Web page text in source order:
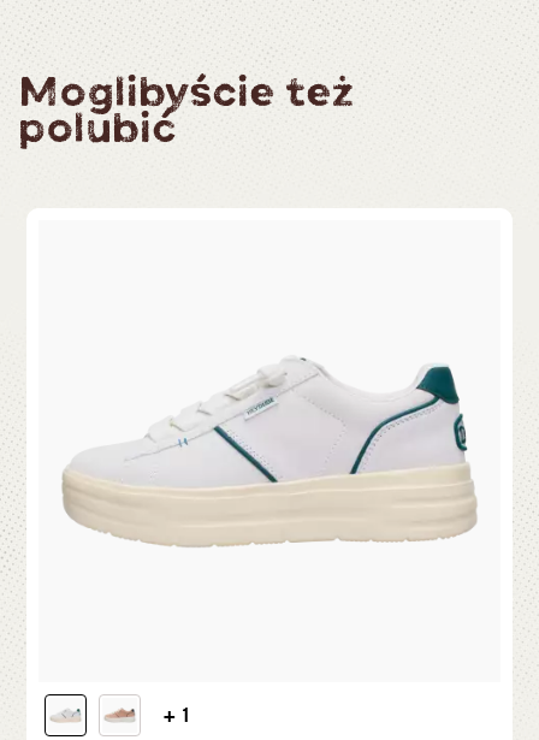
Moglibyście też
polubić
+ 1